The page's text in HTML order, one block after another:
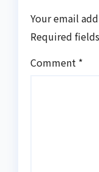
Your email
Required
Comment *